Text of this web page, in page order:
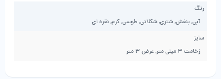
امروزه طرح و نقش دلخواهتان را نیز بر روی آن ها حک کنید که این مسئله در
مورد فرش قابل صدق نیست.
از فرش سبک تر است.
شست و شوی موکت از فرش بسیار راحت تر است به علاوه ی این نکته که رنگ و
رنگ
آبی, بنفش, شتری, شکلاتی, طوسی, کرم, نقره ای
سایز
زخامت 3 میلی متر, عرض 3 متر